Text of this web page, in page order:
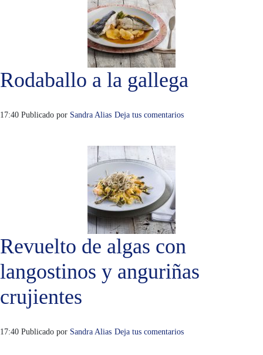
Rodaballo a la gallega
17:40 Publicado por Sandra Alias Deja tus comentarios
Revuelto de algas con
langostinos y anguriñas
crujientes
17:40 Publicado por Sandra Alias Deja tus comentarios